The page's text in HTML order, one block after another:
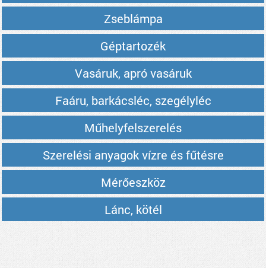
Zseblámpa
Géptartozék
Vasáruk, apró vasáruk
Faáru, barkácsléc, szegélyléc
Műhelyfelszerelés
Szerelési anyagok vízre és fűtésre
Mérőeszköz
Lánc, kötél